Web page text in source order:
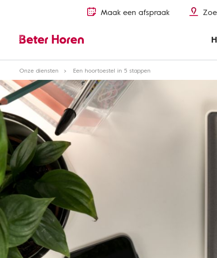
Maak een afspraak
Onze diensten Een hoortoestel in 5 stappen